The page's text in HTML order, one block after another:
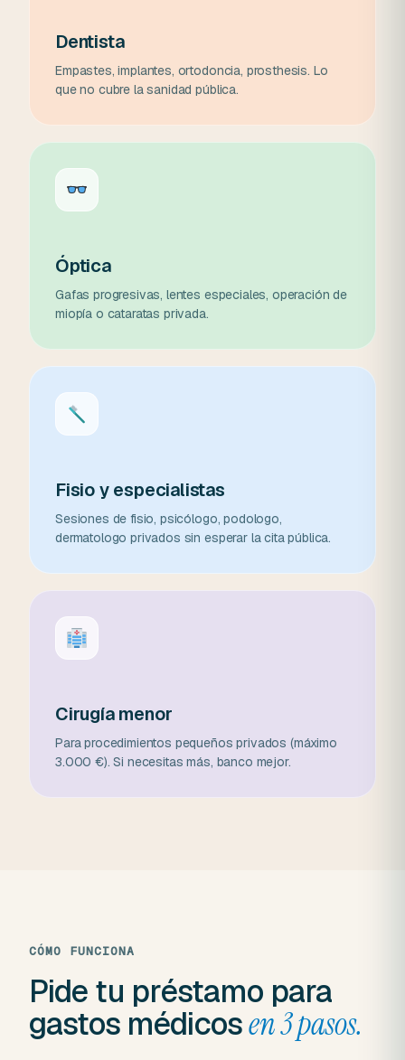
Dentista
Empastes, implantes, ortodoncia, prosthesis. Lo
que no cubre la sanidad pública.
Óptica
Gafas progresivas, lentes especiales, operación de
miopía o cataratas privada.
Fisio y especialistas
Sesiones de fisio, psicólogo, podologo,
dermatologo privados sin esperar la cita pública.
Cirugía menor
Para procedimientos pequeños privados (máximo
3.000 €). Si necesitas más, banco mejor.
CÓMO FUNCIONA
Pide tu préstamo para
gastos médicosen 3 pasos.